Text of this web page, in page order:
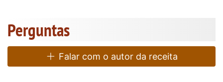
Perguntas
Falar com o autor da receita